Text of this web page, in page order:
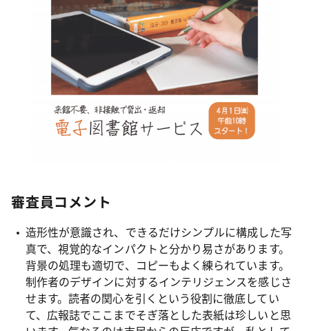
審査員コメント
造形性が意識され、できるだけシンプルに構成した写
真で、視覚的なインパクトと分かり易さがあります。
背景の処理も適切で、コピーもよく練られています。
制作者のデザインに対するインテリジェンスを感じさ
せます。読者の関心を引くという役割に徹底してい
て、広報誌でここまでそぎ落とした表紙は珍しいと思